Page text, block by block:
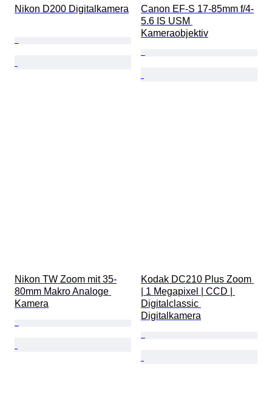
Nikon D200 Digitalkamera
Canon EF-S 17-85mm f/4-
5.6 IS USM
Kameraobjektiv
Nikon TW Zoom mit 35-
80mm Makro Analoge
Kamera
Kodak DC210 Plus Zoom
| 1 Megapixel | CCD |
Digitalclassic
Digitalkamera